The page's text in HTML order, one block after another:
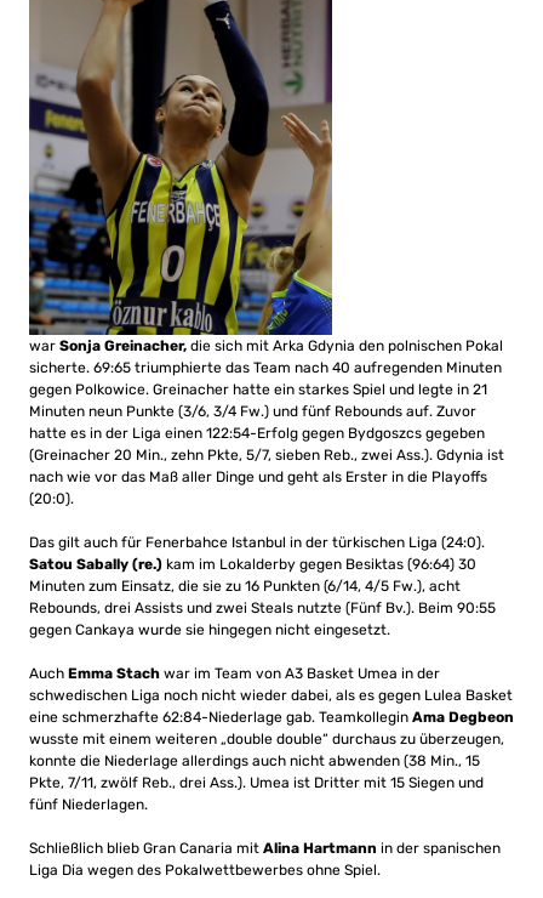
war Sonja Greinacher, die sich mit Arka Gdynia den polnischen Pokal
sicherte. 69:65 triumphierte das Team nach 40 aufregenden Minuten
gegen Polkowice. Greinacher hatte ein starkes Spiel und legte in 21
Minuten neun Punkte (3/6, 3/4 Fw.) und fünf Rebounds auf. Zuvor
hatte es in der Liga einen 122:54-Erfolg gegen Bydgoszcs gegeben
(Greinacher 20 Min., zehn Pkte, 5/7, sieben Reb., zwei Ass.). Gdynia ist
nach wie vor das Maß aller Dinge und geht als Erster in die Playoffs
(20:0).
Das gilt auch für Fenerbahce Istanbul in der türkischen Liga (24:0).
Satou Sabally (re.) kam im Lokalderby gegen Besiktas (96:64) 30
Minuten zum Einsatz, die sie zu 16 Punkten (6/14, 4/5 Fw.), acht
Rebounds, drei Assists und zwei Steals nutzte (Fünf Bv.). Beim 90:55
gegen Cankaya wurde sie hingegen nicht eingesetzt.
Auch Emma Stach war im Team von A3 Basket Umea in der
schwedischen Liga noch nicht wieder dabei, als es gegen Lulea Basket
eine schmerzhafte 62:84-Niederlage gab. Teamkollegin Ama Degbeon
wusste mit einem weiteren „double double“ durchaus zu überzeugen,
konnte die Niederlage allerdings auch nicht abwenden (38 Min., 15
Pkte, 7/11, zwölf Reb., drei Ass.). Umea ist Dritter mit 15 Siegen und
fünf Niederlagen.
Schließlich blieb Gran Canaria mit Alina Hartmann in der spanischen
Liga Dia wegen des Pokalwettbewerbes ohne Spiel.